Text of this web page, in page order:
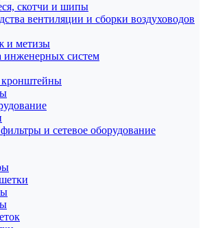
скотчи и шипы
вентиляции и сборки воздуховодов
и метизы
инженерных систем
и сетевое оборудование